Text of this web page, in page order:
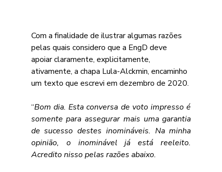
Com a finalidade de ilustrar algumas razões
pelas quais considero que a EngD deve
apoiar claramente, explicitamente,
ativamente, a chapa Lula-Alckmin, encaminho
um texto que escrevi em dezembro de 2020.
“Bom dia. Esta conversa de voto impresso é
somente para assegurar mais uma garantia
de sucesso destes inomináveis. Na minha
opinião, o inominável já está reeleito.
Acredito nisso pelas razões abaixo.